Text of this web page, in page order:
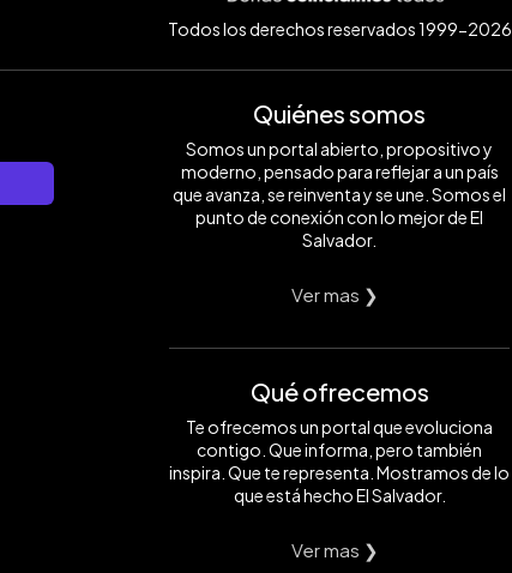
Todos los derechos reservados 1999-2026
Quiénes somos
Somos un portal abierto, propositivo y
moderno, pensado para reflejar a un país
que avanza, se reinventa y se une. Somos el
punto de conexión con lo mejor de El
Salvador.
Ver mas ❯
Qué ofrecemos
Te ofrecemos un portal que evoluciona
contigo. Que informa, pero también
inspira. Que te representa. Mostramos de lo
que está hecho El Salvador.
Ver mas ❯